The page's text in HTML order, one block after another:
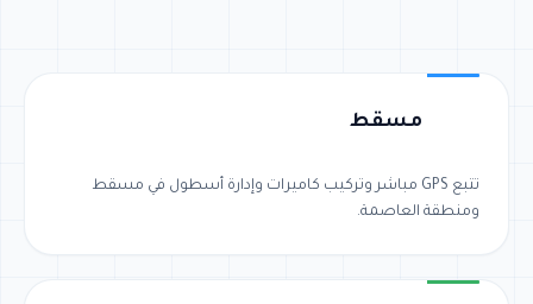
مسقط
تتبع GPS مباشر وتركيب كاميرات وإدارة أسطول في مسقط
ومنطقة العاصمة.